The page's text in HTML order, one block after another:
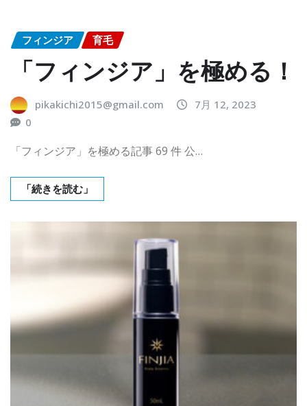
フィンジア 育毛
「フィンジア」を極める！
pikakichi2015@gmail.com
7月 12, 2023
0
「フィンジア」を極める記事 69 件 公…
「続きを読む」